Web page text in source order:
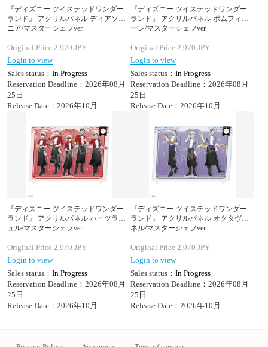
『ディズニー ツイステッドワンダー
ランド』 アクリルパネル ディアソム
ニア/マスターシェフver.
Original Price 2,970JPY
Login to view
Sales status： In Progress
Reservation Deadline：2026年08月
25日
Release Date：2026年10月
『ディズニー ツイステッドワンダー
ランド』 アクリルパネル ポムフィオ
ーレ/マスターシェフver.
Original Price 2,970JPY
Login to view
Sales status： In Progress
Reservation Deadline：2026年08月
25日
Release Date：2026年10月
『ディズニー ツイステッドワンダー
ランド』 アクリルパネル ハーツラビ
ュル/マスターシェフver.
Original Price 2,970JPY
Login to view
Sales status： In Progress
Reservation Deadline：2026年08月
25日
Release Date：2026年10月
『ディズニー ツイステッドワンダー
ランド』 アクリルパネル オクタヴィ
ネル/マスターシェフver.
Original Price 2,970JPY
Login to view
Sales status： In Progress
Reservation Deadline：2026年08月
25日
Release Date：2026年10月